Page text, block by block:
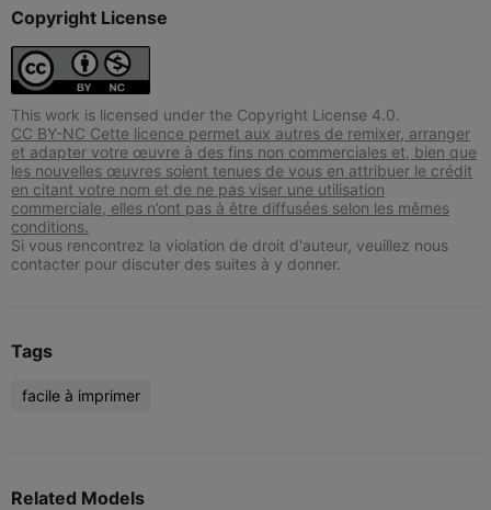
Copyright License
This work is licensed under the Copyright License 4.0.
CC BY-NC Cette licence permet aux autres de remixer, arranger
et adapter votre œuvre à des fins non commerciales et, bien que
les nouvelles œuvres soient tenues de vous en attribuer le crédit
en citant votre nom et de ne pas viser une utilisation
commerciale, elles n’ont pas à être diffusées selon les mêmes
conditions.
Si vous rencontrez la violation de droit d'auteur, veuillez nous
contacter pour discuter des suites à y donner.
Tags
facile à imprimer
Related Models